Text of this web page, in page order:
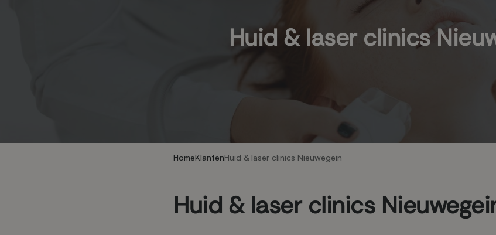
Huid & laser clinics
HomeKlantenHuid & laser clinics Nieuwegein
Huid & laser clinics